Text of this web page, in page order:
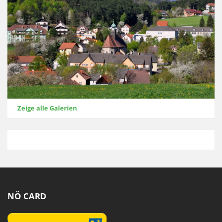
Zeige alle Galerien
NÖ CARD